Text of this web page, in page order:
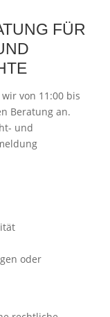
FÜR
von 11:00 bis
Beratung an.
und
oder